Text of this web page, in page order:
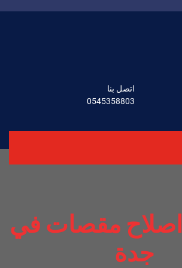
اتصل بنا
0545358803
اصلاح مقصات في
جدة